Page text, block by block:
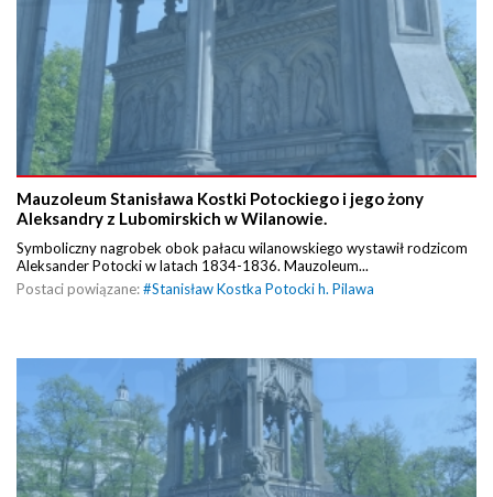
Mauzoleum Stanisława Kostki Potockiego i jego żony
Aleksandry z Lubomirskich w Wilanowie.
Symboliczny nagrobek obok pałacu wilanowskiego wystawił rodzicom
Aleksander Potocki w latach 1834-1836. Mauzoleum...
Postaci powiązane:#Stanisław Kostka Potocki h. Pilawa